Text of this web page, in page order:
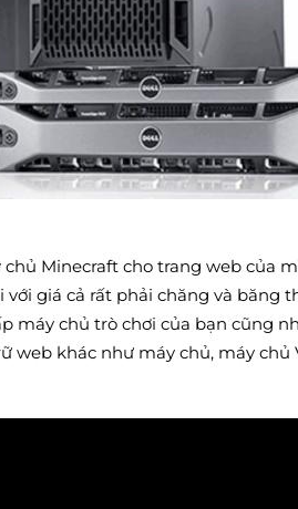
Minecraft cho trang web của
giá cả rất phải chăng và băng
máy chủ trò chơi của bạn cũng
web khác như máy chủ, máy chủ